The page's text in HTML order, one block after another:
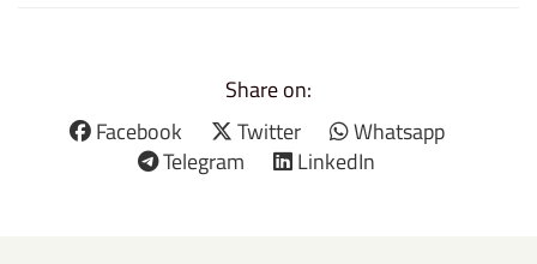
Share on:
Facebook
Twitter
Whatsapp
Telegram
LinkedIn